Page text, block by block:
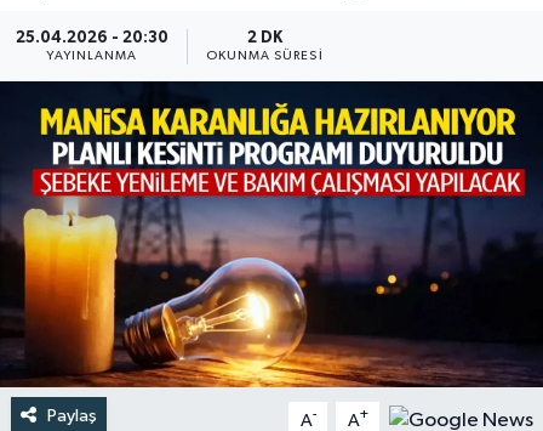
25.04.2026 - 20:30
YAYINLANMA
2 DK
OKUNMA SÜRESI
Paylaş A- A+
Spor
Türkiye
Yaşam